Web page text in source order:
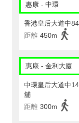
惠康 - 中環
香港皇后大道中
距離 450m
惠康 - 金利大廈
中環皇后大道中
舖
距離 300m